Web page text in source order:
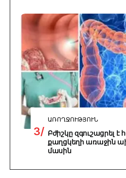
ԱՌՈՂՋՈՒԹՅՈՒՆ
Բժիշկը զգուշացրել
քաղցկեղի առաջին
մասին